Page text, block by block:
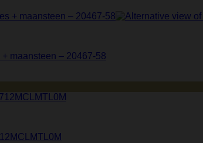
maansteen – 20467-58